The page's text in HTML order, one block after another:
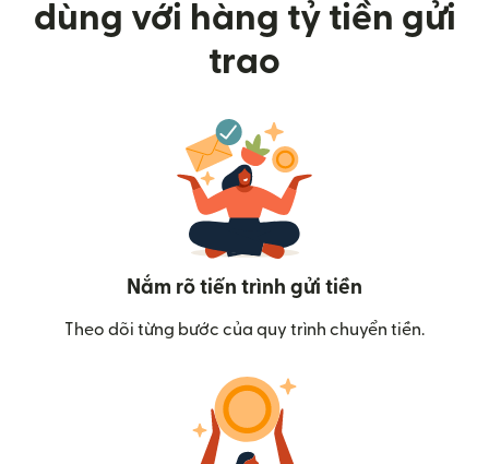
dùng với hàng tỷ tiền gửi
trao
Nắm rõ tiến trình gửi tiền
Theo dõi từng bước của quy trình chuyển tiền.